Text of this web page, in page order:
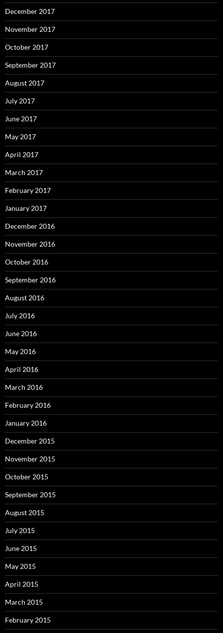
December 2017
November 2017
October 2017
September 2017
August 2017
July 2017
June 2017
May 2017
April 2017
March 2017
February 2017
January 2017
December 2016
November 2016
October 2016
September 2016
August 2016
July 2016
June 2016
May 2016
April 2016
March 2016
February 2016
January 2016
December 2015
November 2015
October 2015
September 2015
August 2015
July 2015
June 2015
May 2015
April 2015
March 2015
February 2015